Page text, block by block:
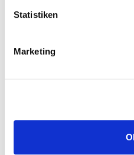
Statistiken
Marketing
Nachhaltigkeit